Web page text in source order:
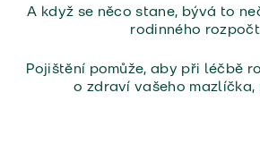
A když se něco stane, bývá to
rodinného
Pojištění pomůže, aby při léčbě
o zdraví vašeho mazlíčka,